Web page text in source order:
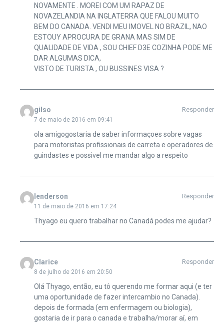
NOVAMENTE . MOREI COM UM RAPAZ DE
NOVAZELANDIA NA INGLATERRA QUE FALOU MUITO
BEM DO CANADA. VENDI MEU IMOVEL NO BRAZIL, NAO
ESTOUY APROCURA DE GRANA MAS SIM DE
QUALIDADE DE VIDA , SOU CHIEF D3E COZINHA PODE ME
DAR ALGUMAS DICA,
VISTO DE TURISTA , OU BUSSINES VISA ?
gilso
7 de maio de 2016 em 09:41
Responder
ola amigogostaria de saber informaçoes sobre vagas
para motoristas profissionais de carreta e operadores de
guindastes e possivel me mandar algo a respeito
lenderson
11 de maio de 2016 em 17:24
Responder
Thyago eu quero trabalhar no Canadá podes me ajudar?
Clarice
8 de julho de 2016 em 20:50
Responder
Olá Thyago, então, eu tô querendo me formar aqui (e ter
uma oportunidade de fazer intercambio no Canada).
depois de formada (em enfermagem ou biologia),
gostaria de ir para o canada e trabalha/morar aí, em